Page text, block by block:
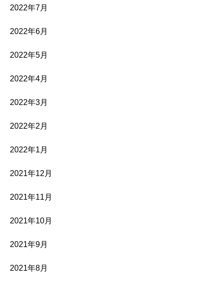
2022年7月
2022年6月
2022年5月
2022年4月
2022年3月
2022年2月
2022年1月
2021年12月
2021年11月
2021年10月
2021年9月
2021年8月